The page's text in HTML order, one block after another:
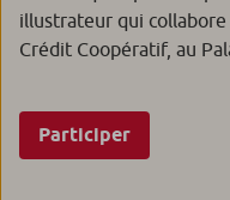
illustrateur qui
Crédit Coopératif, au
Participer